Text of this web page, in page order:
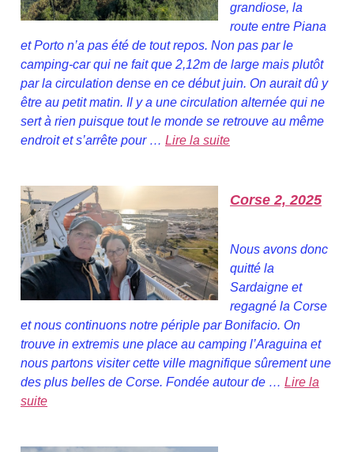
grandiose, la
route entre Piana
et Porto n’a pas été de tout repos. Non pas par le
camping-car qui ne fait que 2,12m de large mais plutôt
par la circulation dense en ce début juin. On aurait dû y
être au petit matin. Il y a une circulation alternée qui ne
sert à rien puisque tout le monde se retrouve au même
endroit et s’arrête pour … Lire la suite
Corse 2, 2025
Nous avons donc
quitté la
Sardaigne et
regagné la Corse
et nous continuons notre périple par Bonifacio. On
trouve in extremis une place au camping l’Araguina et
nous partons visiter cette ville magnifique sûrement une
des plus belles de Corse. Fondée autour de … Lire la
suite